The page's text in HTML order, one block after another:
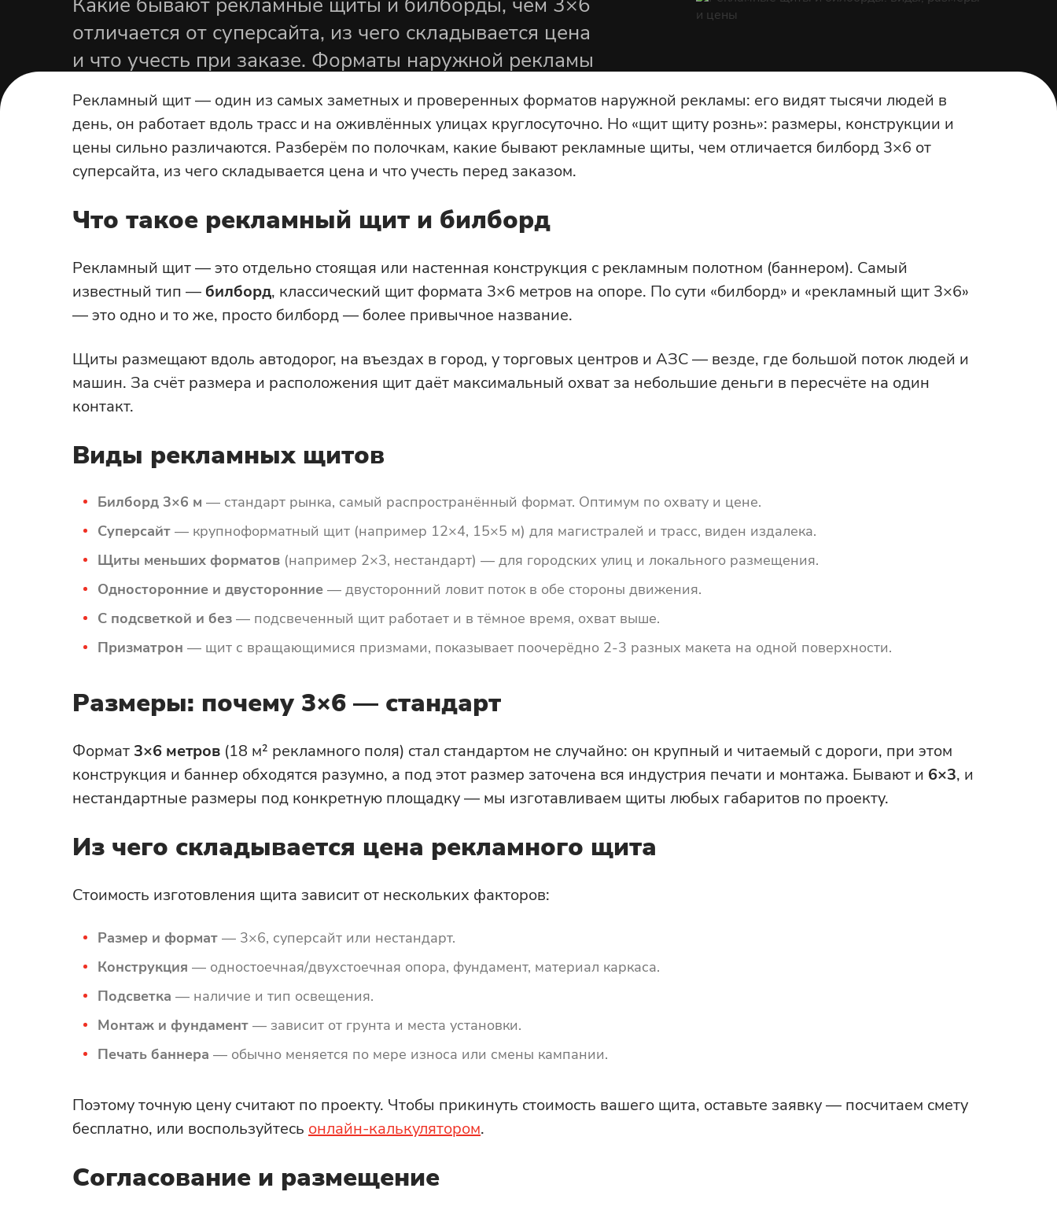
Вывески из металла
Панели-кронштейн
Световые консоли
Световые короба
Для улицы
По назначению
Для магазина
Для клиники
Светодиодные уличные
экраны
Уличный светодиодный
экран
Для клиники
Для банков
отличается от суперсайта, из чего складывается цена
и что учесть при заказе. Форматы наружной рекламы
от производителя в СПб.
Рекламный щит — один из самых заметных и проверенных форматов наружной рекламы: его видят тысячи людей в
день, он работает вдоль трасс и на оживлённых улицах круглосуточно. Но «щит щиту рознь»: размеры, конструкции и
цены сильно различаются. Разберём по полочкам, какие бывают рекламные щиты, чем отличается билборд 3×6 от
суперсайта, из чего складывается цена и что учесть перед заказом.
Что такое рекламный щит и билборд
Рекламный щит — это отдельно стоящая или настенная конструкция с рекламным полотном (баннером). Самый
известный тип — билборд, классический щит формата 3×6 метров на опоре. По сути «билборд» и «рекламный щит 3×6»
— это одно и то же, просто билборд — более привычное название.
Щиты размещают вдоль автодорог, на въездах в город, у торговых центров и АЗС — везде, где большой поток людей и
машин. За счёт размера и расположения щит даёт максимальный охват за небольшие деньги в пересчёте на один
контакт.
Виды рекламных щитов
Билборд 3×6 м — стандарт рынка, самый распространённый формат. Оптимум по охвату и цене.
Суперсайт — крупноформатный щит (например 12×4, 15×5 м) для магистралей и трасс, виден издалека.
Щиты меньших форматов (например 2×3, нестандарт) — для городских улиц и локального размещения.
Односторонние и двусторонние — двусторонний ловит поток в обе стороны движения.
С подсветкой и без — подсвеченный щит работает и в тёмное время, охват выше.
Призматрон — щит с вращающимися призмами, показывает поочерёдно 2-3 разных макета на одной поверхности.
Размеры: почему 3×6 — стандарт
Формат 3×6 метров (18 м² рекламного поля) стал стандартом не случайно: он крупный и читаемый с дороги, при этом
конструкция и баннер обходятся разумно, а под этот размер заточена вся индустрия печати и монтажа. Бывают и 6×3, и
нестандартные размеры под конкретную площадку — мы изготавливаем щиты любых габаритов по проекту.
Из чего складывается цена рекламного щита
Стоимость изготовления щита зависит от нескольких факторов:
Размер и формат — 3×6, суперсайт или нестандарт.
Конструкция — одностоечная/двухстоечная опора, фундамент, материал каркаса.
Подсветка — наличие и тип освещения.
Монтаж и фундамент — зависит от грунта и места установки.
Печать баннера — обычно меняется по мере износа или смены кампании.
Поэтому точную цену считают по проекту. Чтобы прикинуть стоимость вашего щита, оставьте заявку — посчитаем смету
бесплатно, или воспользуйтесь онлайн-калькулятором.
Согласование и размещение